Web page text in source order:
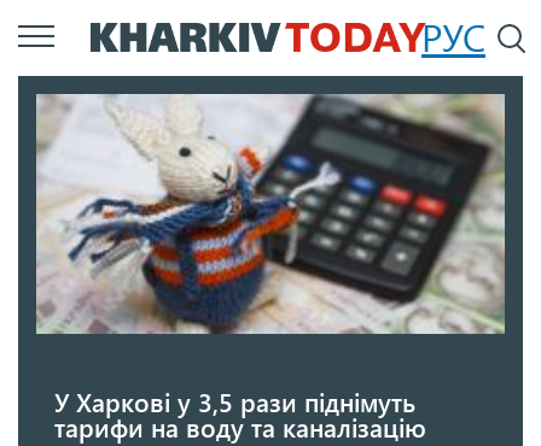
Перейти
до
вмісту
РУС
У Харкові у 3,5 рази піднімуть
тарифи на воду та каналізацію